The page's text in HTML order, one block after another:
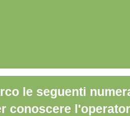
le seguenti
conoscere